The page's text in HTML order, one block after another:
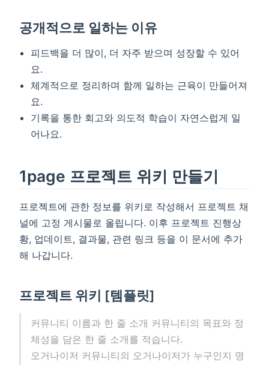
공개적으로 일하는 이유
피드백을 더 많이, 더 자주 받으며 성장할 수 있어
요.
체계적으로 정리하며 함께 일하는 근육이 만들어져
요.
기록을 통한 회고와 의도적 학습이 자연스럽게 일
어나요.
1page 프로젝트 위키 만들기
프로젝트에 관한 정보를 위키로 작성해서 프로젝트 채
널에 고정 게시물로 올립니다. 이후 프로젝트 진행상
황, 업데이트, 결과물, 관련 링크 등을 이 문서에 추가
해 나갑니다.
프로젝트 위키 [템플릿]
커뮤니티 이름과 한 줄 소개 커뮤니티의 목표와 정
체성을 담은 한 줄 소개를 적습니다.
오거나이저 커뮤니티의 오거나이저가 누구인지 명